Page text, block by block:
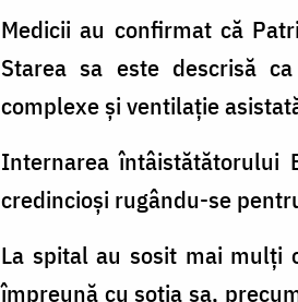
Medicii au confirmat că
Starea sa este descrisă
complexe și ventilație
Internarea întâistătătorului
credincioși rugându-se
La spital au sosit mai mulți
împreună cu soția sa,